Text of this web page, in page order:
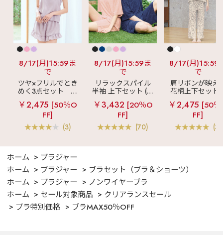
8/17(月)15:59ま
で
ツヤ×フリルでとき
めく3点セット
シ
ルキー ショートパ
ンツ 3点セット
￥2,475 [50％O
FF]
(3)
8/17(月)15:59ま
で
リラックスパイル
半袖 上下セット (男
女兼用サイズ)
￥3,432 [20％O
FF]
(70)
8/17(月)15:59
で
肩リボンが映え
花柄上下セット
メニーフラワー
ングパンツ 上下
ット
￥2,475 [50
FF]
(3)
ホーム
ブラジャー
ホーム
ブラジャー
ブラセット（ブラ＆ショーツ）
ホーム
ブラジャー
ノンワイヤーブラ
ホーム
セール対象商品
クリアランスセール
ブラ特別価格
ブラMAX50％OFF